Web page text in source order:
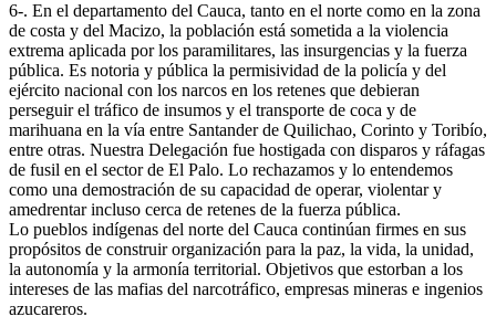
6-. En el departamento del Cauca, tanto en el norte como en la zona
de costa y del Macizo, la población está sometida a la violencia
extrema aplicada por los paramilitares, las insurgencias y la fuerza
pública. Es notoria y pública la permisividad de la policía y del
ejército nacional con los narcos en los retenes que debieran
perseguir el tráfico de insumos y el transporte de coca y de
marihuana en la vía entre Santander de Quilichao, Corinto y Toribío,
entre otras. Nuestra Delegación fue hostigada con disparos y ráfagas
de fusil en el sector de El Palo. Lo rechazamos y lo entendemos
como una demostración de su capacidad de operar, violentar y
amedrentar incluso cerca de retenes de la fuerza pública.
Lo pueblos indígenas del norte del Cauca continúan firmes en sus
propósitos de construir organización para la paz, la vida, la unidad,
la autonomía y la armonía territorial. Objetivos que estorban a los
intereses de las mafias del narcotráfico, empresas mineras e ingenios
azucareros.